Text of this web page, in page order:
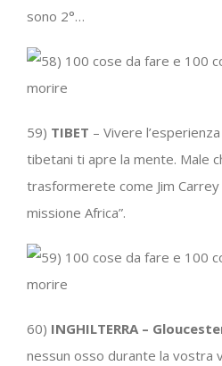
sono 2°…
59) TIBET – Vivere
tibetani ti apre la mente. Male
trasformerete come Jim Carrey
missione Africa”.
60) INGHILTERRA –
nessun osso durante la vostra